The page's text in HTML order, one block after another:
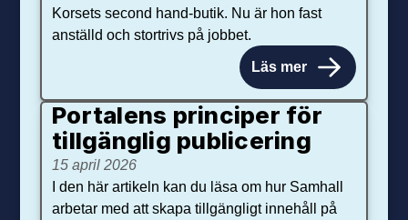
Korsets second hand-butik. Nu är hon fast
anställd och stortrivs på jobbet.
Läs mer
Portalens principer för
tillgänglig publicering
15 april 2026
I den här artikeln kan du läsa om hur Samhall
arbetar med att skapa tillgängligt innehåll på